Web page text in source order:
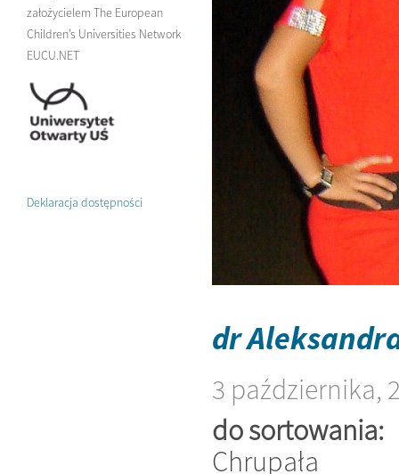
założycielem The European
Children’s Universities Network
EUCU.NET
Deklaracja dostępności
dr
3 października,
do sortowania:
Chrupała